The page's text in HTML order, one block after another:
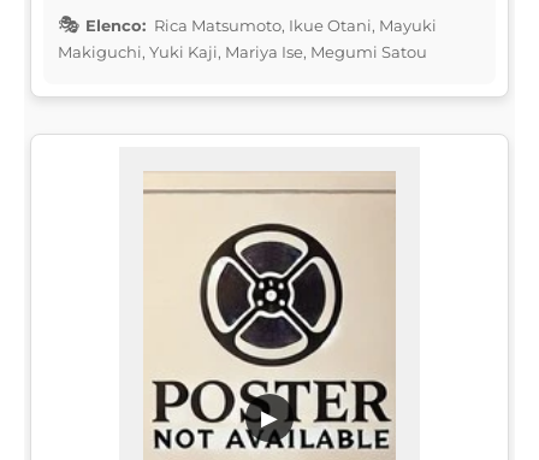
Elenco: Rica Matsumoto, Ikue Otani, Mayuki
Makiguchi, Yuki Kaji, Mariya Ise, Megumi Satou
▶